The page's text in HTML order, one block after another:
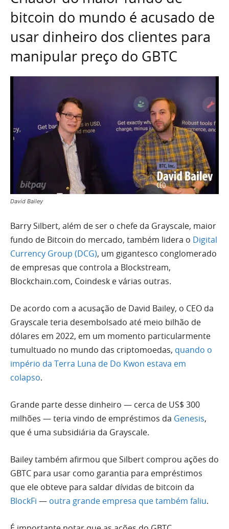
bitcoin do mundo é acusado de
usar dinheiro dos clientes para
manipular preço do GBTC
David Bailey
Barry Silbert, além de ser o chefe da Grayscale, maior
fundo de Bitcoin do mercado, também lidera o Digital
Currency Group (DCG), um gigantesco conglomerado
de empresas que controla a Blockstream,
Blockchain.com, Coindesk e várias outras.
De acordo com a acusação de David Bailey, o CEO da
Grayscale teria desembolsado até meio bilhão de
dólares em 2022, em um momento particularmente
tumultuado no mundo das criptomoedas, quando o
império da Terra Luna de Do Kwon estava em
colapso.
Grande parte desse dinheiro — cerca de US$ 300
milhões — teria vindo de empréstimos da Genesis,
que é uma subsidiária da Grayscale.
Bailey também afirmou que Silbert comprou ações do
GBTC para usar como garantia para empréstimos
que ele obteve para saldar dívidas de bitcoin da
BlockFi — outra grande empresa que também faliu.